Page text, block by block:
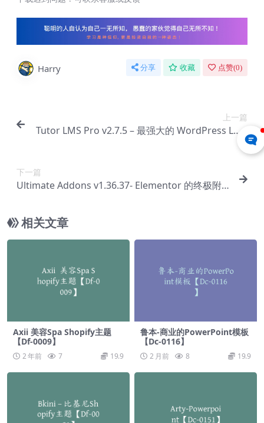
Harry 分享 收藏 点赞(0)
上一篇
Tutor LMS Pro v2.7.5 – 最强大的 WordPress LMS
插件【Cc-0127】
下一篇
Ultimate Addons v1.36.37- Elementor 的终极附
相关文章
Axii 美容Spa Shopify主题
【Df-0009】
2 年前 7 19.9
鲁本-商业的PowerPoint模板
【Dc-0116】
2 月前 8 19.9